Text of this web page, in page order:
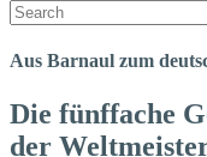
Aus Barnaul zum
Die fünffache
der